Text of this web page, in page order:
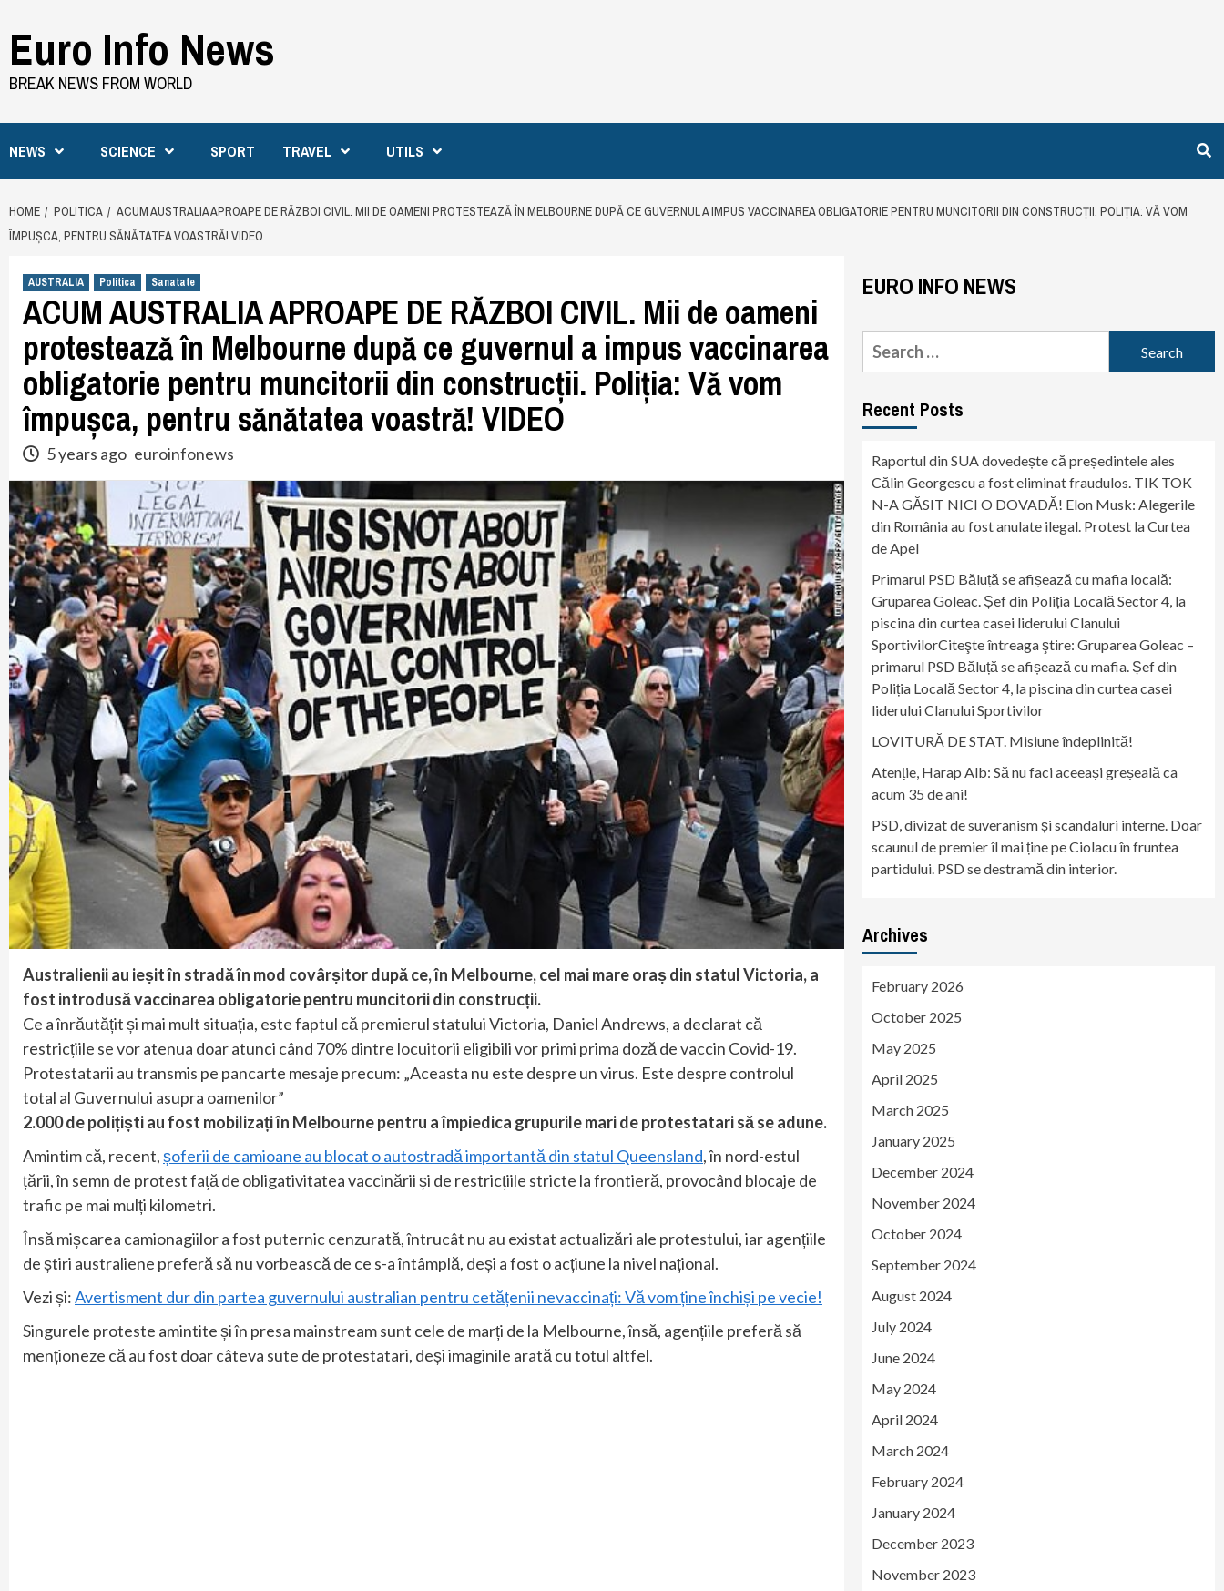
to
content
Euro Info News
BREAK NEWS FROM WORLD
NEWS SCIENCE SPORT TRAVEL UTILS
HOME POLITICA
ACUM AUSTRALIA APROAPE DE RĂZBOI CIVIL. MII DE OAMENI PROTESTEAZĂ ÎN MELBOURNE DUPĂ CE GUVERNUL A IMPUS VACCINAREA OBLIGATORIE PENTRU MUNCITORII DIN CONSTRUCȚII. POLIȚIA: VĂ VOM
ÎMPUȘCA, PENTRU SĂNĂTATEA VOASTRĂ! VIDEO
AUSTRALIA Politica Sanatate
ACUM AUSTRALIA APROAPE DE RĂZBOI CIVIL. Mii de oameni
protestează în Melbourne după ce guvernul a impus vaccinarea
obligatorie pentru muncitorii din construcții. Poliția: Vă vom
împușca, pentru sănătatea voastră! VIDEO
5 years ago euroinfonews
Australienii au ieșit în stradă în mod covârșitor după ce, în Melbourne, cel mai mare oraș din statul Victoria, a
fost introdusă vaccinarea obligatorie pentru muncitorii din construcții.
Ce a înrăutățit și mai mult situația, este faptul că premierul statului Victoria, Daniel Andrews, a declarat că
restricțiile se vor atenua doar atunci când 70% dintre locuitorii eligibili vor primi prima doză de vaccin Covid-19.
Protestatarii au transmis pe pancarte mesaje precum: „Aceasta nu este despre un virus. Este despre controlul
total al Guvernului asupra oamenilor”
2.000 de polițiști au fost mobilizați în Melbourne pentru a împiedica grupurile mari de protestatari să se adune.
Amintim că, recent,șoferii de camioane au blocat o autostradă importantă din statul Queensland, în nord-estul
țării, în semn de protest față de obligativitatea vaccinării și de restricțiile stricte la frontieră, provocând blocaje de
trafic pe mai mulți kilometri.
Însă mișcarea camionagiilor a fost puternic cenzurată, întrucât nu au existat actualizări ale protestului, iar agențiile
de știri australiene preferă să nu vorbească de ce s-a întâmplă, deși a fost o acțiune la nivel național.
Vezi și:Avertisment dur din partea guvernului australian pentru cetățenii nevaccinați: Vă vom ține închiși pe vecie!
Singurele proteste amintite și în presa mainstream sunt cele de marți de la Melbourne, însă, agențiile preferă să
menționeze că au fost doar câteva sute de protestatari, deși imaginile arată cu totul altfel.
EURO INFO NEWS
Search
for:
Recent Posts
Raportul din SUA dovedește că președintele ales
Călin Georgescu a fost eliminat fraudulos. TIK TOK
N-A GĂSIT NICI O DOVADĂ! Elon Musk: Alegerile
din România au fost anulate ilegal. Protest la Curtea
de Apel
Primarul PSD Băluță se afișează cu mafia locală:
Gruparea Goleac. Șef din Poliția Locală Sector 4, la
piscina din curtea casei liderului Clanului
SportivilorCiteşte întreaga ştire: Gruparea Goleac –
primarul PSD Băluță se afișează cu mafia. Șef din
Poliția Locală Sector 4, la piscina din curtea casei
liderului Clanului Sportivilor
LOVITURĂ DE STAT. Misiune îndeplinită!
Atenție, Harap Alb: Să nu faci aceeași greșeală ca
acum 35 de ani!
PSD, divizat de suveranism și scandaluri interne. Doar
scaunul de premier îl mai ține pe Ciolacu în fruntea
partidului. PSD se destramă din interior.
Archives
February 2026
October 2025
May 2025
April 2025
March 2025
January 2025
December 2024
November 2024
October 2024
September 2024
August 2024
July 2024
June 2024
May 2024
April 2024
March 2024
February 2024
January 2024
December 2023
November 2023